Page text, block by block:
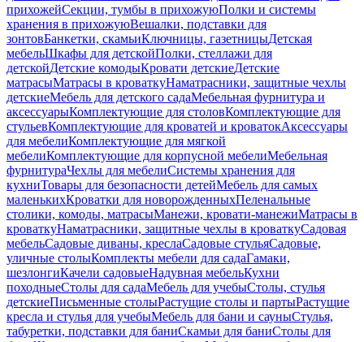
прихожейСекции, тумбы в прихожуюПолки и системы
хранения в прихожуюВешалки, подставки для
зонтовБанкетки, скамьиКлючницы, газетницыДетская
мебельШкафы для детскойПолки, стеллажи для
детскойДетские комодыКровати детскиеДетские
матрасыМатрасы в кроваткуНаматрасники, защитные чехлы
детскиеМебель для детского садаМебельная фурнитура и
аксессуарыКомплектующие для столовКомплектующие для
стульевКомплектующие для кроватей и кроватокАксессуары
для мебелиКомплектующие для мягкой
мебелиКомплектующие для корпусной мебелиМебельная
фурнитураЧехлы для мебелиСистемы хранения для
кухниТовары для безопасности детейМебель для самых
маленькихКроватки для новорожденныхПеленальные
столики, комоды, матрасыМанежи, кровати-манежиМатрасы в
кроваткуНаматрасники, защитные чехлы в кроваткуСадовая
мебельСадовые диваны, креслаСадовые стульяСадовые,
уличные столыКомплекты мебели для садаГамаки,
шезлонгиКачели садовыеНадувная мебельКухни
походныеСтолы для садаМебель для учебыСтолы, стулья
детскиеПисьменные столыРастущие столы и партыРастущие
кресла и стулья для учебыМебель для бани и сауныСтулья,
табуретки, подставки для баниСкамьи для баниСтолы для